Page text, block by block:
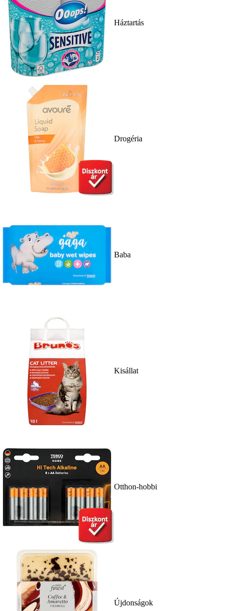
Háztartás
Drogéria
Baba
Kisállat
Otthon-hobbi
Újdonságok